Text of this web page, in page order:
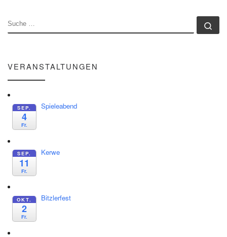
SUCHE
VERANSTALTUNGEN
SEP.
4
Fr.
Spieleabend
SEP.
11
Fr.
Kerwe
OKT.
2
Fr.
Bitzlerfest